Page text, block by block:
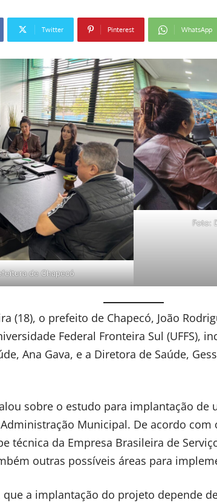
Twitter Pinterest WhatsApp
de Chapecó
Foto:
(18), o prefeito de Chapecó, João
Federal Fronteira Sul (UFFS),
Ana Gava, e a Diretora de Saúde,
sobre o estudo para implantação de
Municipal. De acordo com
técnica da Empresa Brasileira de
outras possíveis áreas para
que a implantação do projeto depende